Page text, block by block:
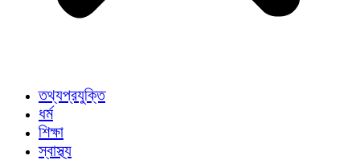
তথ্যপ্রযুক্তি
ধর্ম
শিক্ষা
স্বাস্থ্য